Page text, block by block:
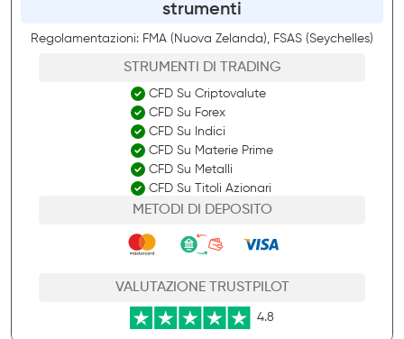
strumenti
Regolamentazioni: FMA (Nuova Zelanda), FSAS (Seychelles)
STRUMENTI DI TRADING
CFD Su Criptovalute
CFD Su Forex
CFD Su Indici
CFD Su Materie Prime
CFD Su Metalli
CFD Su Titoli Azionari
METODI DI DEPOSITO
VALUTAZIONE TRUSTPILOT
4.8